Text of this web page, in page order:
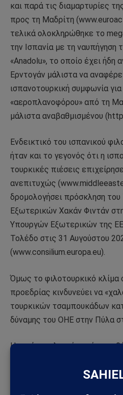
και παρά τις διαμαρτυρίες
προς τη Μαδρίτη
τελικά ολοκληρώθηκε το
την Ισπανία με τη
«Anadolu», το οποίο έχει ήδη
Ερντογάν μάλιστα να
ισπανοτουρκική συμφωνία
«αεροπλανοφόρου» από τη
μάλιστα αναβαθμισμένου
Ενδεικτικό του ισπανικού
ήταν και το γεγονός ότι η
τουρκικές πιέσεις
ανεπιτυχώς
δρομολογήσει πρόσκληση
Εξωτερικών Χακάν Φιντάν
Υπουργών Εξωτερικών της
Τολέδο στις 31 Αυγούστου
(www.consilium.europa.eu).
Όμως το φιλοτουρκικό κλίμα
προεδρίας κινδυνεύει να
τουρκικών τσαμπουκάδων
δύναμης του ΟΗΕ στην Πύλα
H συνέχεια λοιπόν επί της